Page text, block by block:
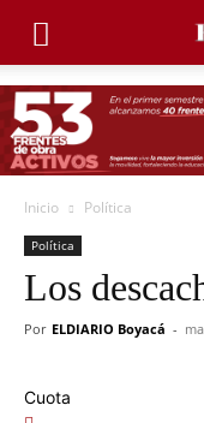
Inicio Política
Política
Los
Por ELDIARIO Boyacá -
Cuota